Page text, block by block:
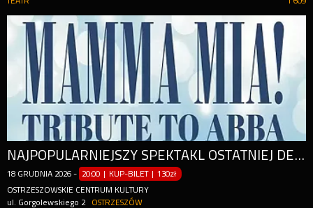
NAJPOPULARNIEJSZY SPEKTAKL OSTATNIEJ DEKADY
18 GRUDNIA 2026 - 20:00 | KUP-BILET |130zł
OSTRZESZOWSKIE CENTRUM KULTURY
ul. Gorgolewskiego 2
OSTRZESZÓW